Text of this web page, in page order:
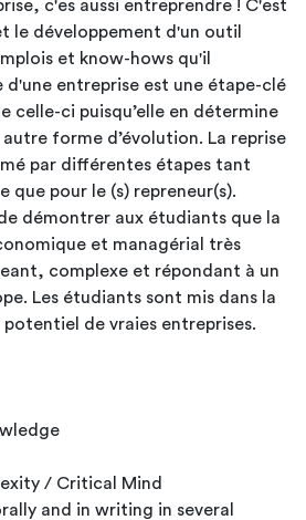
c'es aussi entreprendre ! C'est
le développement d'un outil
et know-hows qu'il
celle-ci puisqu’elle en détermine
forme d’évolution. La reprise
par différentes étapes tant
que pour le (s) repreneur(s).
démontrer aux étudiants que la
et managérial très
complexe et répondant à un
la
de vraies entreprises.
/ Critical Mind
and in writing in several